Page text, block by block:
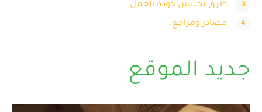
طرق تحسين جودة العمل
مصادر ومراجع:
جديد الموقع